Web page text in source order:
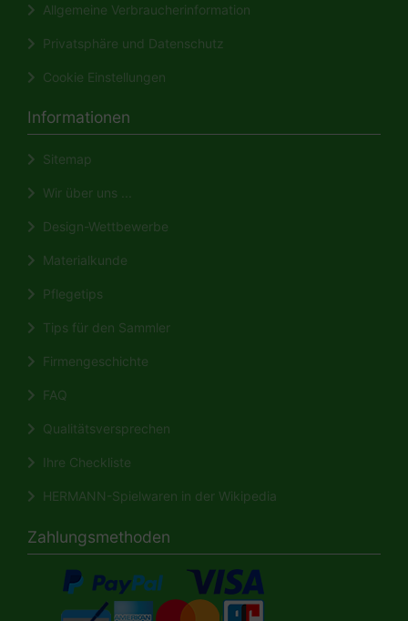
Allgemeine Verbraucherinformation
Privatsphäre und Datenschutz
Cookie Einstellungen
Informationen
Sitemap
Wir über uns ...
Design-Wettbewerbe
Materialkunde
Pflegetips
Tips für den Sammler
Firmengeschichte
FAQ
Qualitätsversprechen
Ihre Checkliste
HERMANN-Spielwaren in der Wikipedia
Zahlungsmethoden